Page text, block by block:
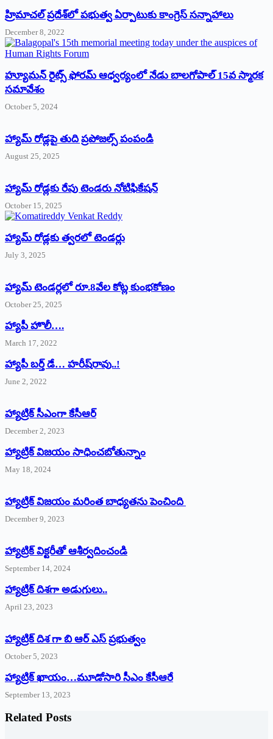
‌హ్రిమాచల్‌ ‌ప్రదేశ్‌లో పభుత్వ ఏర్పాటుకు కాంగ్రెస్‌ ‌సన్నాహాలు
December 8, 2022
హ్యూమన్‌ రైట్స్‌ ఫోరమ్‌ ఆధ్వర్యంలో నేడు బాలగోపాల్‌ 15వ స్మారక
సమావేశం
October 5, 2024
హ్యామ్‌ రోడ్లపై తుది ప్రపోజల్స్‌ పంపండి
August 25, 2025
హ్యామ్‌ రోడ్లకు రేపు టెండరు నోటిఫికేషన్‌
October 15, 2025
హ్యామ్‌ రోడ్లకు త్వరలో టెండర్లు
July 3, 2025
హ్యామ్‌ ‌టెండర్లలో రూ.8వేల కోట్ల కుంభకోణం
October 25, 2025
హ్యాపీ హొలీ….
March 17, 2022
హ్యాపీ బర్త్ ‌డే… హరీష్‌రావు..!
June 2, 2022
హ్యాట్రిక్‌ ‌సీఎంగా కేసీఆర్‌
December 2, 2023
హ్యాట్రిక్‌ విజయం సాధించబోతున్నాం
May 18, 2024
హ్యాట్రిక్ విజయం మరింత బాధ్యతను పెంచింది
December 9, 2023
హ్యాట్రిక్‌ ‌విక్టరీతో ఆశీర్వదించండి
September 14, 2024
‌హ్యాట్రిక్‌ ‌దిశగా అడుగులు..
April 23, 2023
హ్యాట్రిక్ దిశ గా బి ఆర్ ఎస్ ప్రభుత్వం
October 5, 2023
హ్యాట్రిక్‌ ‌ఖాయం…మూడోసారి సీఎం కేసీఆరే
September 13, 2023
Related Posts